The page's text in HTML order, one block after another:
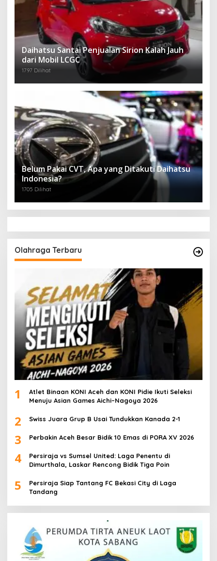
Daihatsu Santai Penjualan Sirion Kalah Jauh
dari Mobil LCGC
1797 Dilihat
Belum Pakai CVT, Apa yang Ditakuti Daihatsu
Indonesia?
1705 Dilihat
Olahraga Terbaru
1
Atlet Binaan KONI Aceh dan KONI Pidie Ikuti Seleksi
Menuju Asian Games Aichi–Nagoya 2026
2 Swiss Juara Grup B Usai Tundukkan Kanada 2-1
3 Perbakin Aceh Besar Bidik 10 Emas di PORA XV 2026
4
Persiraja vs Sumsel United: Laga Penentu di
Dimurthala, Laskar Rencong Bidik Tiga Poin
5
Persiraja Siap Tantang FC Bekasi City di Laga
Tandang